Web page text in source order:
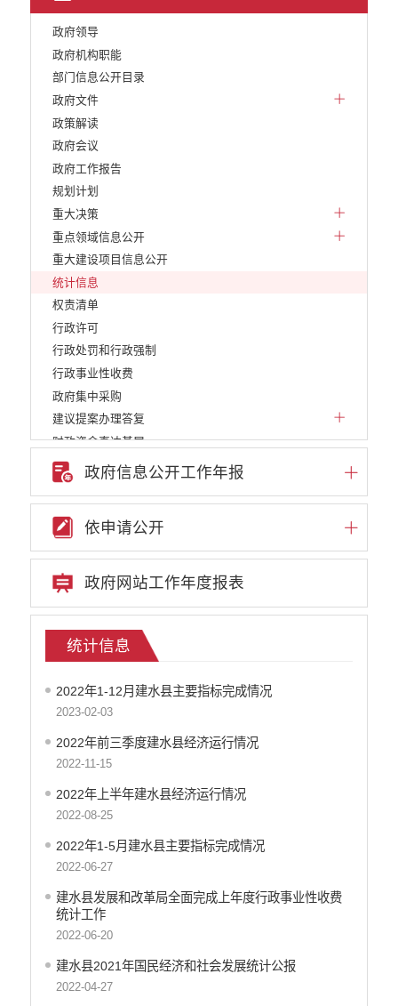
政府领导
政府机构职能
部门信息公开目录
政府文件
政策解读
政府会议
政府工作报告
规划计划
重大决策
重点领域信息公开
重大建设项目信息公开
统计信息
权责清单
行政许可
行政处罚和行政强制
行政事业性收费
政府集中采购
建议提案办理答复
财政资金直达基层
稳岗就业
减税降费
乡村振兴
养老服务
义务教育
食品药品监管
产品质量
社会救助
涉农补贴
应急预案
政府信息公开工作年报
依申请公开
政府网站工作年度报表
统计信息
2022年1-12月建水县主要指标完成情况
2023-02-03
2022年前三季度建水县经济运行情况
2022-11-15
2022年上半年建水县经济运行情况
2022-08-25
2022年1-5月建水县主要指标完成情况
2022-06-27
建水县发展和改革局全面完成上年度行政事业性收费
统计工作
2022-06-20
建水县2021年国民经济和社会发展统计公报
2022-04-27